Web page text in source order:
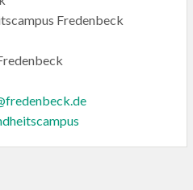
Fredenbeck